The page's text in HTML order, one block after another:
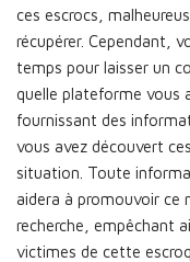
ces escrocs,
récupérer. Cependant,
temps pour laisser un
quelle plateforme vous
fournissant des
vous avez découvert
situation. Toute
aidera à promouvoir ce
recherche, empêchant
victimes de cette